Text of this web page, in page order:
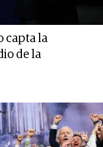
capta la
de la